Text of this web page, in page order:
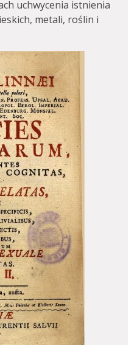
uchwycenia istnienia
metali, roślin i